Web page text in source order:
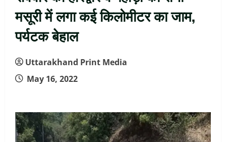
मसूरी में लगा कई किलोमीटर का जाम,
पर्यटक बेहाल
Uttarakhand Print Media
May 16, 2022